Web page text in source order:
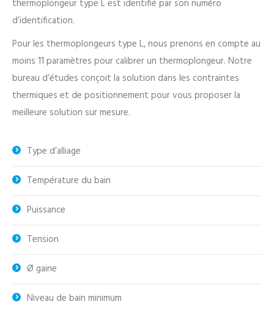
thermoplongeur type L est identifié par son numéro
d’identification.
Pour les thermoplongeurs type L, nous prenons en compte au
moins 11 paramètres pour calibrer un thermoplongeur. Notre
bureau d’études conçoit la solution dans les contraintes
thermiques et de positionnement pour vous proposer la
meilleure solution sur mesure.
Type d’alliage
Température du bain
Puissance
Tension
Ø gaine
Niveau de bain minimum